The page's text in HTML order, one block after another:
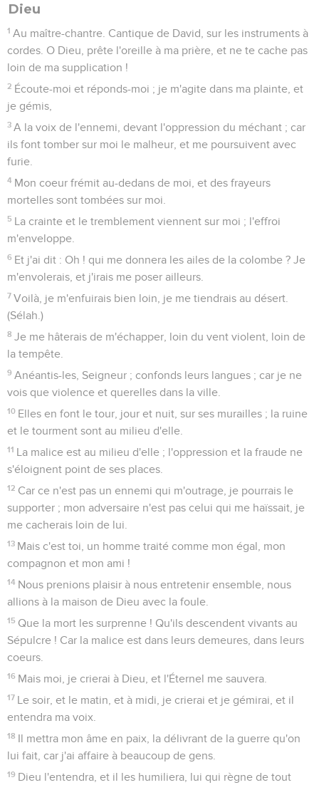
Dieu
1 Au maître-chantre. Cantique de David, sur les instruments à
cordes. O Dieu, prête l'oreille à ma prière, et ne te cache pas
loin de ma supplication !
2 Écoute-moi et réponds-moi ; je m'agite dans ma plainte, et
je gémis,
3 A la voix de l'ennemi, devant l'oppression du méchant ; car
ils font tomber sur moi le malheur, et me poursuivent avec
furie.
4 Mon coeur frémit au-dedans de moi, et des frayeurs
mortelles sont tombées sur moi.
5 La crainte et le tremblement viennent sur moi ; l'effroi
m'enveloppe.
6 Et j'ai dit : Oh ! qui me donnera les ailes de la colombe ? Je
m'envolerais, et j'irais me poser ailleurs.
7 Voilà, je m'enfuirais bien loin, je me tiendrais au désert.
(Sélah.)
8 Je me hâterais de m'échapper, loin du vent violent, loin de
la tempête.
9 Anéantis-les, Seigneur ; confonds leurs langues ; car je ne
vois que violence et querelles dans la ville.
10 Elles en font le tour, jour et nuit, sur ses murailles ; la ruine
et le tourment sont au milieu d'elle.
11 La malice est au milieu d'elle ; l'oppression et la fraude ne
s'éloignent point de ses places.
12 Car ce n'est pas un ennemi qui m'outrage, je pourrais le
supporter ; mon adversaire n'est pas celui qui me haïssait, je
me cacherais loin de lui.
13 Mais c'est toi, un homme traité comme mon égal, mon
compagnon et mon ami !
14 Nous prenions plaisir à nous entretenir ensemble, nous
allions à la maison de Dieu avec la foule.
15 Que la mort les surprenne ! Qu'ils descendent vivants au
Sépulcre ! Car la malice est dans leurs demeures, dans leurs
coeurs.
16 Mais moi, je crierai à Dieu, et l'Éternel me sauvera.
17 Le soir, et le matin, et à midi, je crierai et je gémirai, et il
entendra ma voix.
18 Il mettra mon âme en paix, la délivrant de la guerre qu'on
lui fait, car j'ai affaire à beaucoup de gens.
19 Dieu l'entendra, et il les humiliera, lui qui règne de tout